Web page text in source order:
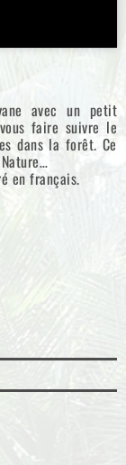
avec un petit
faire suivre le
dans la forêt. Ce
en français.